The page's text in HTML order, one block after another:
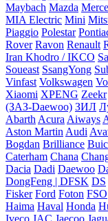
Maybach Mazda
MIA Electric Mini
Piaggio Polestar
Rover Ravon Renault
Iran Khodro / IKCO
Soueast SsangYong
Vinfast Volkswagen
Xiaomi XPENG Zeekr
(ЗАЗ-Daewoo) ЗИЛ
Abarth Acura Aiways
Aston Martin Audi
Bogdan Brilliance
Caterham Chana
Dacia Dadi Daewoo
DongFeng | DFSK DS
Fisker Ford Foton FSO
Haima Haval Honda
Iveco JAC Jaecoo